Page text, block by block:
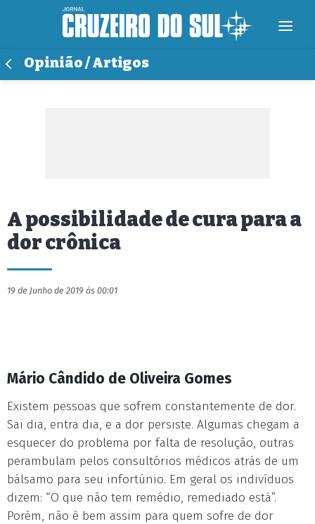
Opinião / Artigos
A possibilidade de cura para a
dor crônica
19 de Junho de 2019 às 00:01
Mário Cândido de Oliveira Gomes
Existem pessoas que sofrem constantemente de dor.
Sai dia, entra dia, e a dor persiste. Algumas chegam a
esquecer do problema por falta de resolução, outras
perambulam pelos consultórios médicos atrás de um
bálsamo para seu infortúnio. Em geral os indivíduos
dizem: “O que não tem remédio, remediado está”.
Porém, não é bem assim para quem sofre de dor